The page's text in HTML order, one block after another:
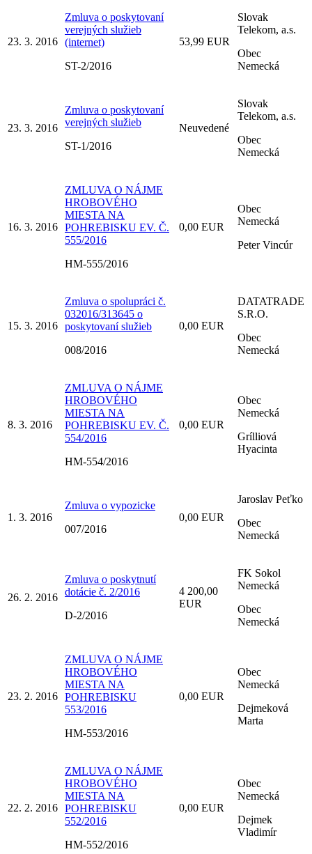
23. 3. 2016
Zmluva o poskytovaní
verejných služieb
(internet)
ST-2/2016
53,99 EUR
Slovak
Telekom, a.s.
Obec
Nemecká
23. 3. 2016
Zmluva o poskytovaní
verejných služieb
ST-1/2016
Neuvedené
Slovak
Telekom, a.s.
Obec
Nemecká
16. 3. 2016
ZMLUVA O NÁJME
HROBOVÉHO
MIESTA NA
POHREBISKU EV. Č.
555/2016
HM-555/2016
0,00 EUR
Obec
Nemecká
Peter Vincúr
15. 3. 2016
Zmluva o spolupráci č.
032016/313645 o
poskytovaní služieb
008/2016
0,00 EUR
DATATRADE
S.R.O.
Obec
Nemecká
8. 3. 2016
ZMLUVA O NÁJME
HROBOVÉHO
MIESTA NA
POHREBISKU EV. Č.
554/2016
HM-554/2016
0,00 EUR
Obec
Nemecká
Grílliová
Hyacinta
1. 3. 2016
Zmluva o vypozicke
007/2016
0,00 EUR
Jaroslav Peťko
Obec
Nemecká
26. 2. 2016
Zmluva o poskytnutí
dotácie č. 2/2016
D-2/2016
4 200,00
EUR
FK Sokol
Nemecká
Obec
Nemecká
23. 2. 2016
ZMLUVA O NÁJME
HROBOVÉHO
MIESTA NA
POHREBISKU
553/2016
HM-553/2016
0,00 EUR
Obec
Nemecká
Dejmeková
Marta
22. 2. 2016
ZMLUVA O NÁJME
HROBOVÉHO
MIESTA NA
POHREBISKU
552/2016
HM-552/2016
0,00 EUR
Obec
Nemecká
Dejmek
Vladimír